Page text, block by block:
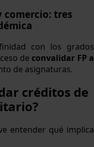
tres
con los grados
de convalidar FP a
de asignaturas.
créditos de
entender qué implica